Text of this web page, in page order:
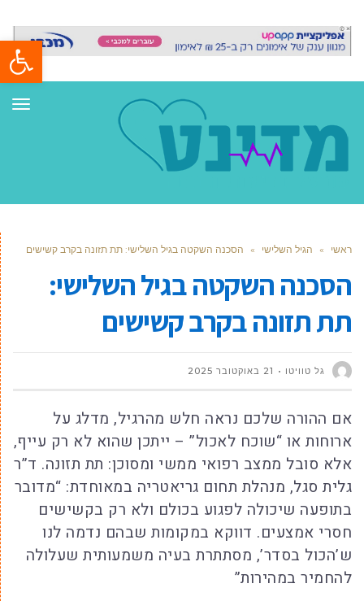
פתח
ראשי » הגיל השלישי » הסכנה השקטה בגיל השלישי: תת תזונה בקרב קשישים
הסכנה השקטה בגיל השלישי:
תת תזונה בקרב קשישים
גל טוויטו 21 באוקטובר 2025
אם ההורה שלכם נראה חלש מהרגיל, מדלג על
ארוחות או “שוכח לאכול” – ייתכן שהוא לא רק עייף,
אלא סובל ממצב רפואי ממשי ומסוכן: תת תזונה. ד”ר
גלית סגל, מנהלת תחום גריאטריה במאוחדת: “מדובר
בתופעה שיכולה לפגוע בכולם ולא רק בקשישים
חסרי אמצעים. דווקא במקומות שבהם נדמה לנו
ש’הכול בסדר’, מסתתרת בעיה משמעותית שעלולה
להחמיר במהירות”